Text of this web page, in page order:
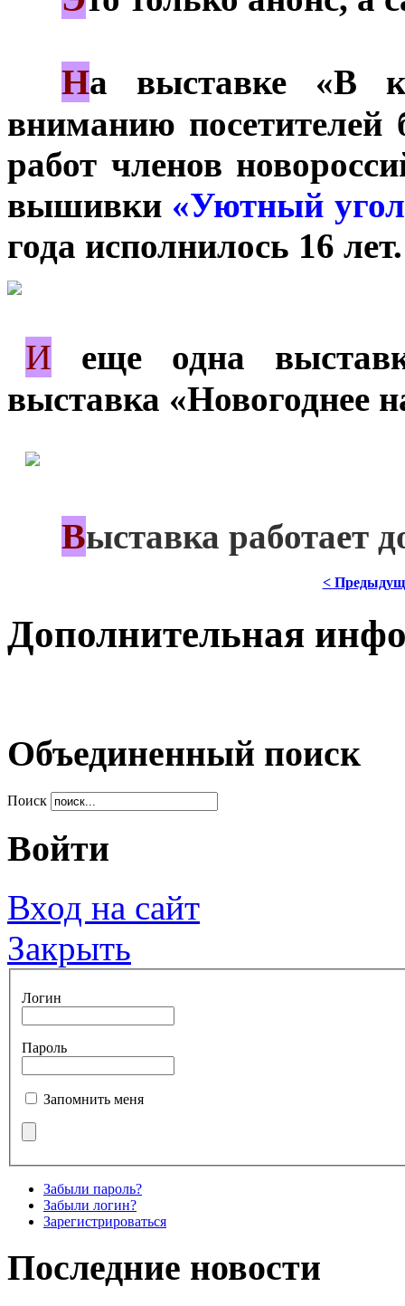
На выставке «В
вниманию посетителей
работ членов
вышивки «Уютный
года исполнилось 16 лет.
И еще одна
выставка «Новогоднее
Выставка работает
<
Дополнительная
Объединенный поиск
Поиск
Войти
Вход на сайт
Закрыть
Логин
Пароль
Запомнить меня
Забыли пароль?
Забыли логин?
Зарегистрироваться
Последние новости